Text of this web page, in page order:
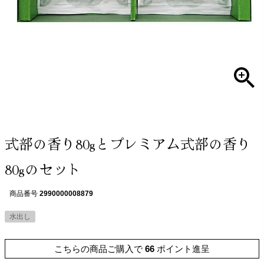
式部の香り80gとプレミアム式部の香り
80gのセット
商品番号 2990000008879
水出し
こちらの商品ご購入で 66 ポイント進呈